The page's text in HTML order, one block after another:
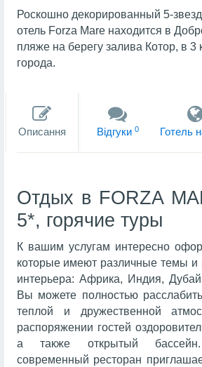
Роскошно декорированный 5-
отель Forza Mare находится в
пляже на берегу залива Котор, в 3
города.
Описання Вiдгуки 0 Готель
Отдых в FORZA
5*, горячие туры
К вашим услугам интересно
которые имеют различные темы и
интерьера: Африка, Индия,
Вы можете полностью
теплой и дружественной
распоряжении гостей
а также открытый бассейн.
современный ресторан